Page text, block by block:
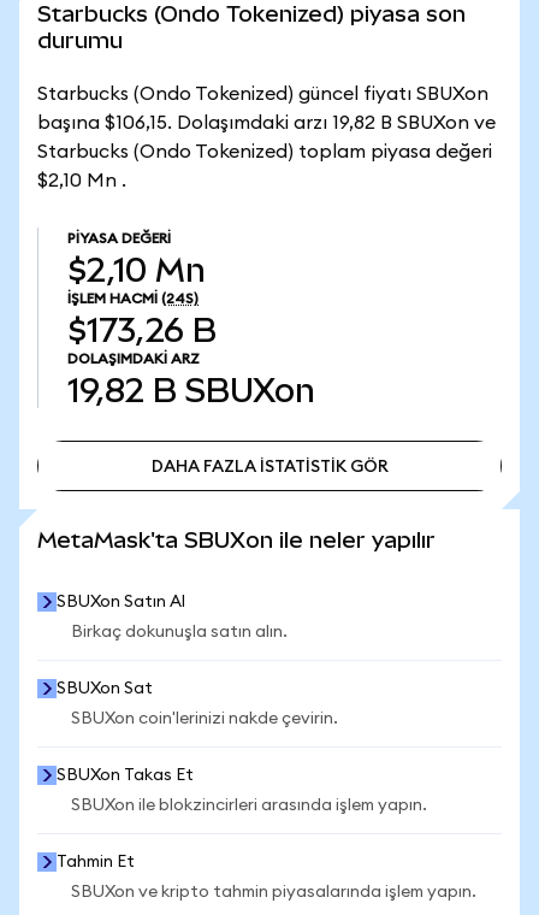
Starbucks (Ondo Tokenized) piyasa son
durumu
Starbucks (Ondo Tokenized) güncel fiyatı SBUXon
başına $106,15. Dolaşımdaki arzı 19,82 B SBUXon ve
Starbucks (Ondo Tokenized) toplam piyasa değeri
$2,10 Mn .
PIYASA DEĞERI
$2,10 Mn
İŞLEM HACMI (24S)
$173,26 B
DOLAŞIMDAKI ARZ
19,82 B SBUXon
DAHA FAZLA İSTATİSTİK GÖR
MetaMask'ta SBUXon ile neler yapılır
SBUXon Satın Al
Birkaç dokunuşla satın alın.
SBUXon Sat
SBUXon coin'lerinizi nakde çevirin.
SBUXon Takas Et
SBUXon ile blokzincirleri arasında işlem yapın.
Tahmin Et
SBUXon ve kripto tahmin piyasalarında işlem yapın.